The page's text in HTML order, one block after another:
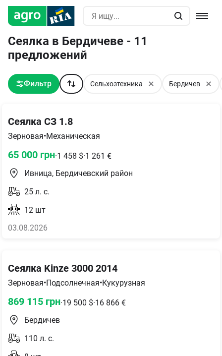
Сеялка в Бердичеве - 11
предложений
Фильтр Сельхозтехника Бердичев
Сеялка СЗ 1.8
Зерновая•Механическая
65 000 грн·1 458 $·1 261 €
Ивница, Бердичевский район
25 л. с.
12 шт
03.08.2026
Сеялка Kinze 3000 2014
Зерновая•Подсолнечная•Кукурузная
869 115 грн·19 500 $·16 866 €
Бердичев
110 л. с.